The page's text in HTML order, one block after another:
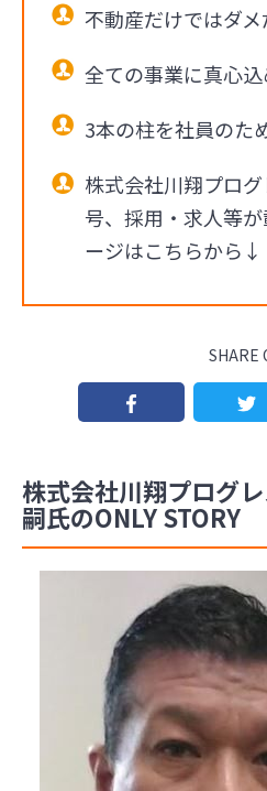
不動産だけではダメ
全ての事業に真心込
3本の柱を社員のた
株式会社川翔プロ
号、採用・求人等
ージはこちらから↓
SHARE
株式会社川翔プロ
嗣氏のONLY STORY